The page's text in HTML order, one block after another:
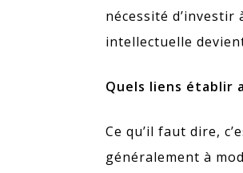
nécessité
intellectuelle
Quels liens établir
Ce qu’il faut dire,
généralement à